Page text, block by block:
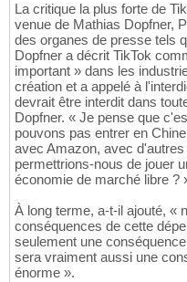
La critique la plus forte de
venue de Mathias Dopfner,
des organes de presse tels
Dopfner a décrit TikTok
important » dans les
création et a appelé à
devrait être interdit dans
Dopfner. « Je pense que
pouvons pas entrer en
avec Amazon, avec
permettrions-nous de jouer
économie de marché libre ?
À long terme, a-t-il ajouté, «
conséquences de cette
seulement une
sera vraiment aussi une
énorme ».